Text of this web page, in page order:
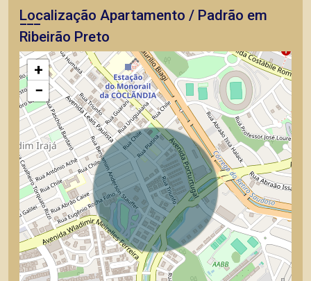
Localização Apartamento / Padrão em
Ribeirão Preto
+
−